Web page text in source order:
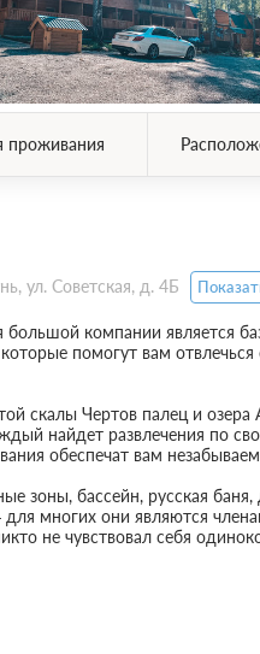
проживания
ул. Советская, д. 4Б
компании является
помогут вам отвлечься
скалы Чертов палец и озера
найдет развлечения по
обеспечат вам
зоны, бассейн, русская
многих они являются
не чувствовал себя